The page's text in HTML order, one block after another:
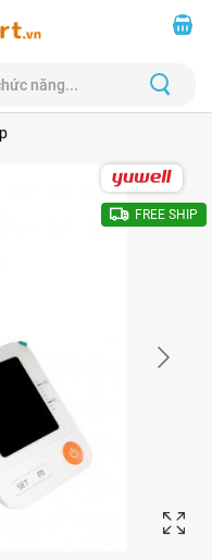
FREE SHIP